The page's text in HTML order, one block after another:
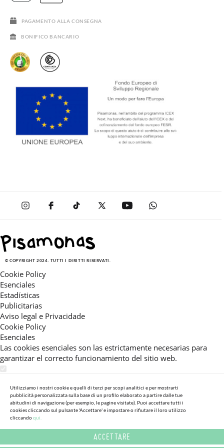
PAGAMENTO ALLA CONSEGNA
BONIFICO BANCARIO
© COPYRIGHT 2024. TUTTI I DIRITTI RISERVATI.
Cookie Policy
Esenciales
Estadísticas
Publicitarias
Aviso legal e Privacidade
Cookie Policy
Esenciales
Las cookies esenciales son las estrictamente necesarias para
garantizar el correcto funcionamiento del sitio web.
Estas cookies nos permiten ofrecerle una experiencia en el sitio
adaptada a su navegación (recomendaciones de producto
personalizadas, énfasis en categorías frecuentemente
consultadas, etc).Al activar esta cookie, nos ayuda a mejorar aún
más su experiencia.
Utilizziamo i nostri cookie e quelli di terzi per scopi analitici e per mostrarti
pubblicità personalizzata sulla base di un profilo elaborato a partire dalle tue
abitudini di navigazione (per esempio, le pagine visitate). Puoi accettare tutti i
cookies cliccando sul pulsante 'Accettare' e impostare o rifiutare il loro utilizzo
cliccandoqui.
ACCETTARE